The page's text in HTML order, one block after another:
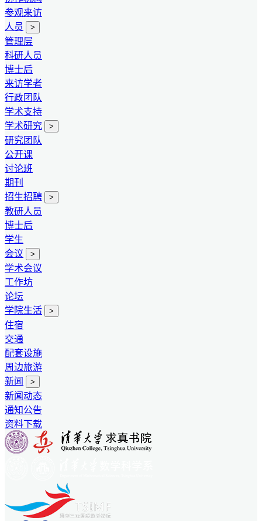
参观来访
人员
>
管理层
科研人员
博士后
来访学者
行政团队
学术支持
学术研究
>
研究团队
公开课
讨论班
期刊
招生招聘
>
教研人员
博士后
学生
会议
>
学术会议
工作坊
论坛
学院生活
>
住宿
交通
配套设施
周边旅游
新闻
>
新闻动态
通知公告
资料下载